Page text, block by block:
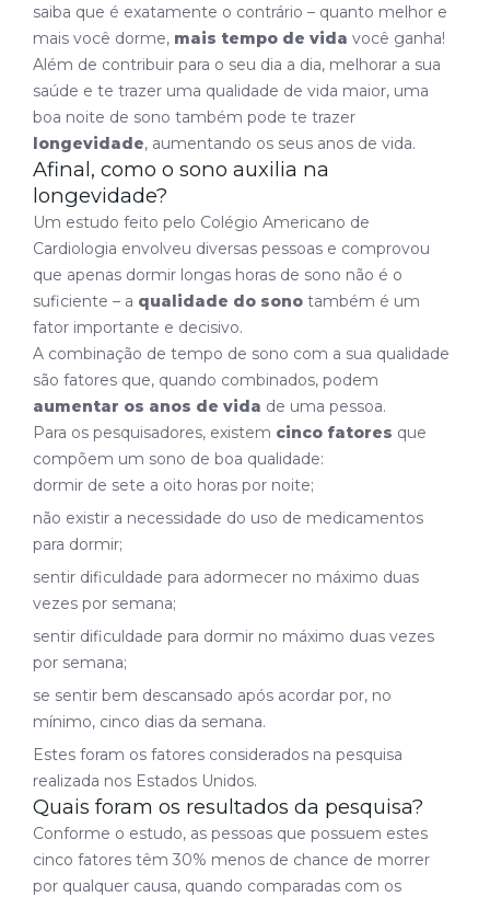
saiba que é exatamente o contrário – quanto melhor e
mais você dorme, mais tempo de vida você ganha!
Além de contribuir para o seu dia a dia, melhorar a sua
saúde e te trazer uma qualidade de vida maior, uma
boa noite de sono também pode te trazer
longevidade, aumentando os seus anos de vida.
Afinal, como o sono auxilia na
longevidade?
Um estudo feito pelo Colégio Americano de
Cardiologia envolveu diversas pessoas e comprovou
que apenas dormir longas horas de sono não é o
suficiente – a qualidade do sono também é um
fator importante e decisivo.
A combinação de tempo de sono com a sua qualidade
são fatores que, quando combinados, podem
aumentar os anos de vida de uma pessoa.
Para os pesquisadores, existem cinco fatores que
compõem um sono de boa qualidade:
dormir de sete a oito horas por noite;
não existir a necessidade do uso de medicamentos
para dormir;
sentir dificuldade para adormecer no máximo duas
vezes por semana;
sentir dificuldade para dormir no máximo duas vezes
por semana;
se sentir bem descansado após acordar por, no
mínimo, cinco dias da semana.
Estes foram os fatores considerados na pesquisa
realizada nos Estados Unidos.
Quais foram os resultados da pesquisa?
Conforme o estudo, as pessoas que possuem estes
cinco fatores têm 30% menos de chance de morrer
por qualquer causa, quando comparadas com os